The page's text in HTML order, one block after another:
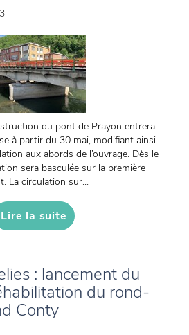
du pont de Prayon entrera
à partir du 30 mai, modifiant ainsi
aux abords de l’ouvrage. Dès le
sera basculée sur la première
La circulation sur...
Lire la suite
: lancement du
du rond-
Conty